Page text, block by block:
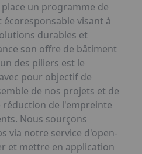
un programme de
visant à
durables et
son offre de bâtiment
des piliers est le
pour objectif de
de nos projets et de
de l'empreinte
Nous sourçons
via notre service d'open-
et mettre en application